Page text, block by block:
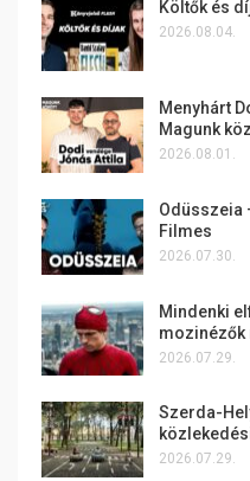
Költők és
2026.08.04.
Menyhárt
Magunk
2026.08.01.
Odüsszeia
Filmes
2026.07.30.
Mindenki
mozinézők
2026.07.29.
Szerda-
2026.07.29.